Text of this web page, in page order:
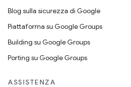
Blog sulla sicurezza di Google
Piattaforma su Google Groups
Building su Google Groups
Porting su Google Groups
ASSISTENZA